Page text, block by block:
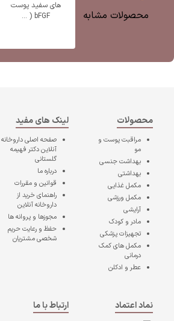
محصولات مشابه
های سفید پوست
bFGF ( ...
محصولات
مراقبت پوست و
مو
بهداشت جنسی
بهداشتی
مکمل غذایی
مکمل ورزشی
آرایشی
مادر و کودک
تجهیزات پزشکی
مکمل های کمک
درمانی
عطر و ادکلن
لینک های مفید
صفحه اصلیداروخانه
آنلاین دکتر فهیمه
گلستانی
درباره ما
قوانین و مقررات
راهنمای خرید از
داروخانه آنلاین
مجوزها و پروانه ها
حفظ و رعایت حریم
شخصی مشتریان
نماد اعتماد
ارتباط با ما